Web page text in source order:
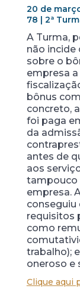
20 de
78 | 2ª
A Turma,
não incide
sobre o
empresa
bônus
concreto,
foi paga
da
antes de
aos
tampouco
empresa.
requisitos
como
trabalho);
oneroso e
Clique aqui